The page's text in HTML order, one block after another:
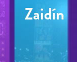
Zaidín